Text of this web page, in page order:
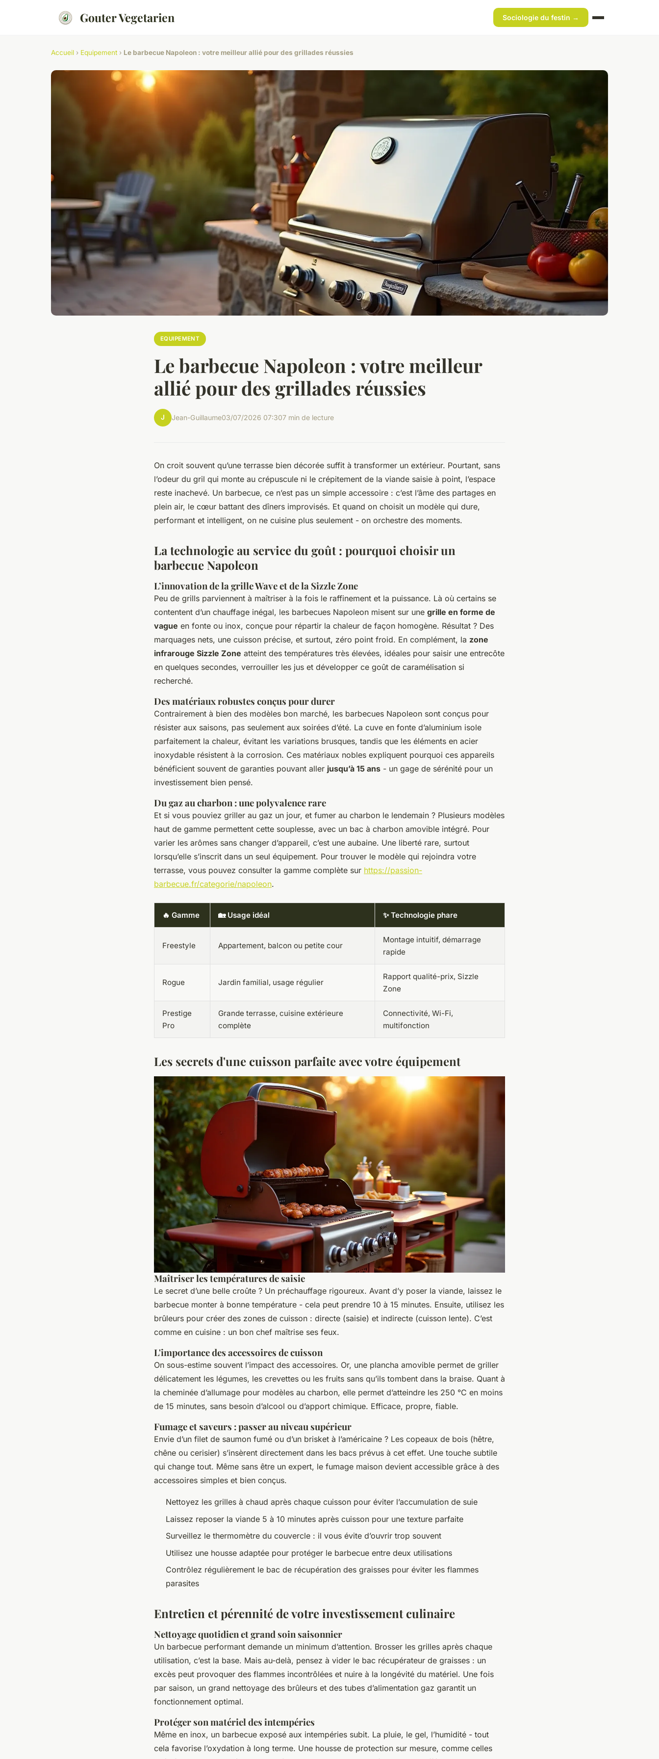
Gouter Vegetarien Sociologie du festin →
Accueil › Equipement › Le barbecue Napoleon : votre meilleur allié pour des grillades réussies
EQUIPEMENT
Le barbecue Napoleon : votre meilleur
allié pour des grillades réussies
J Jean-Guillaume03/07/2026 07:307 min de lecture
On croit souvent qu’une terrasse bien décorée suffit à transformer un extérieur. Pourtant, sans
l’odeur du gril qui monte au crépuscule ni le crépitement de la viande saisie à point, l’espace
reste inachevé. Un barbecue, ce n’est pas un simple accessoire : c’est l’âme des partages en
plein air, le cœur battant des dîners improvisés. Et quand on choisit un modèle qui dure,
performant et intelligent, on ne cuisine plus seulement - on orchestre des moments.
La technologie au service du goût : pourquoi choisir un
barbecue Napoleon
L’innovation de la grille Wave et de la Sizzle Zone
Peu de grills parviennent à maîtriser à la fois le raffinement et la puissance. Là où certains se
contentent d’un chauffage inégal, les barbecues Napoleon misent sur une grille en forme de
vague en fonte ou inox, conçue pour répartir la chaleur de façon homogène. Résultat ? Des
marquages nets, une cuisson précise, et surtout, zéro point froid. En complément, la zone
infrarouge Sizzle Zone atteint des températures très élevées, idéales pour saisir une entrecôte
en quelques secondes, verrouiller les jus et développer ce goût de caramélisation si
recherché.
Des matériaux robustes conçus pour durer
Contrairement à bien des modèles bon marché, les barbecues Napoleon sont conçus pour
résister aux saisons, pas seulement aux soirées d’été. La cuve en fonte d’aluminium isole
parfaitement la chaleur, évitant les variations brusques, tandis que les éléments en acier
inoxydable résistent à la corrosion. Ces matériaux nobles expliquent pourquoi ces appareils
bénéficient souvent de garanties pouvant aller jusqu’à 15 ans - un gage de sérénité pour un
investissement bien pensé.
Du gaz au charbon : une polyvalence rare
Et si vous pouviez griller au gaz un jour, et fumer au charbon le lendemain ? Plusieurs modèles
haut de gamme permettent cette souplesse, avec un bac à charbon amovible intégré. Pour
varier les arômes sans changer d’appareil, c’est une aubaine. Une liberté rare, surtout
lorsqu’elle s’inscrit dans un seul équipement. Pour trouver le modèle qui rejoindra votre
terrasse, vous pouvez consulter la gamme complète sur https://passion-
barbecue.fr/categorie/napoleon.
🔥 Gamme 🏡 Usage idéal ✨ Technologie phare
Freestyle Appartement, balcon ou petite cour
Montage intuitif, démarrage
rapide
Rogue Jardin familial, usage régulier
Rapport qualité-prix, Sizzle
Zone
Prestige
Pro
Grande terrasse, cuisine extérieure
complète
Connectivité, Wi-Fi,
multifonction
Les secrets d'une cuisson parfaite avec votre équipement
Maîtriser les températures de saisie
Le secret d’une belle croûte ? Un préchauffage rigoureux. Avant d’y poser la viande, laissez le
barbecue monter à bonne température - cela peut prendre 10 à 15 minutes. Ensuite, utilisez les
brûleurs pour créer des zones de cuisson : directe (saisie) et indirecte (cuisson lente). C’est
comme en cuisine : un bon chef maîtrise ses feux.
L'importance des accessoires de cuisson
On sous-estime souvent l’impact des accessoires. Or, une plancha amovible permet de griller
délicatement les légumes, les crevettes ou les fruits sans qu’ils tombent dans la braise. Quant à
la cheminée d’allumage pour modèles au charbon, elle permet d’atteindre les 250 °C en moins
de 15 minutes, sans besoin d’alcool ou d’apport chimique. Efficace, propre, fiable.
Fumage et saveurs : passer au niveau supérieur
Envie d’un filet de saumon fumé ou d’un brisket à l’américaine ? Les copeaux de bois (hêtre,
chêne ou cerisier) s’insèrent directement dans les bacs prévus à cet effet. Une touche subtile
qui change tout. Même sans être un expert, le fumage maison devient accessible grâce à des
accessoires simples et bien conçus.
Nettoyez les grilles à chaud après chaque cuisson pour éviter l’accumulation de suie
Laissez reposer la viande 5 à 10 minutes après cuisson pour une texture parfaite
Surveillez le thermomètre du couvercle : il vous évite d’ouvrir trop souvent
Utilisez une housse adaptée pour protéger le barbecue entre deux utilisations
Contrôlez régulièrement le bac de récupération des graisses pour éviter les flammes
parasites
Entretien et pérennité de votre investissement culinaire
Nettoyage quotidien et grand soin saisonnier
Un barbecue performant demande un minimum d’attention. Brosser les grilles après chaque
utilisation, c’est la base. Mais au-delà, pensez à vider le bac récupérateur de graisses : un
excès peut provoquer des flammes incontrôlées et nuire à la longévité du matériel. Une fois
par saison, un grand nettoyage des brûleurs et des tubes d’alimentation gaz garantit un
fonctionnement optimal.
Protéger son matériel des intempéries
Même en inox, un barbecue exposé aux intempéries subit. La pluie, le gel, l’humidité - tout
cela favorise l’oxydation à long terme. Une housse de protection sur mesure, comme celles